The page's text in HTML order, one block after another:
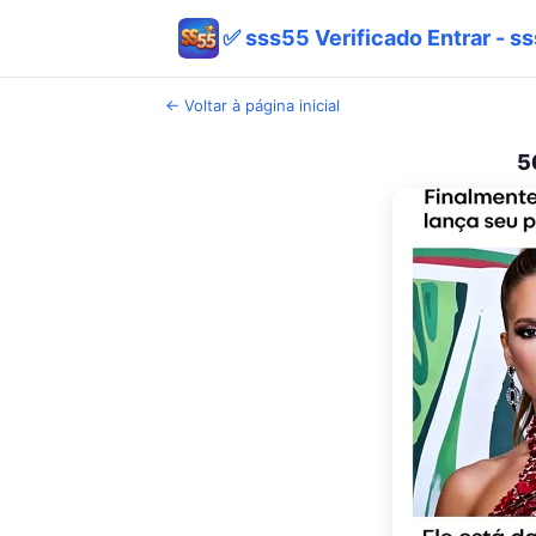
✅ sss55 Verificado Entrar -
← Voltar à página inicial